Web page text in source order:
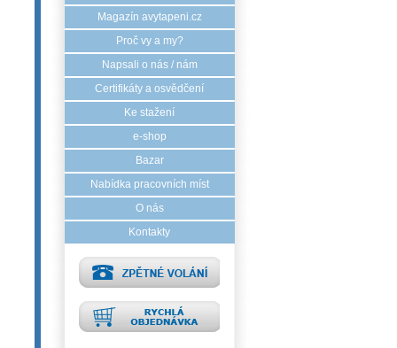
Magazín avytapeni.cz
Proč vy a my?
Napsali o nás / nám
Certifikáty a osvědčení
Ke stažení
e-shop
Bazar
Nabídka pracovních míst
O nás
Kontakty